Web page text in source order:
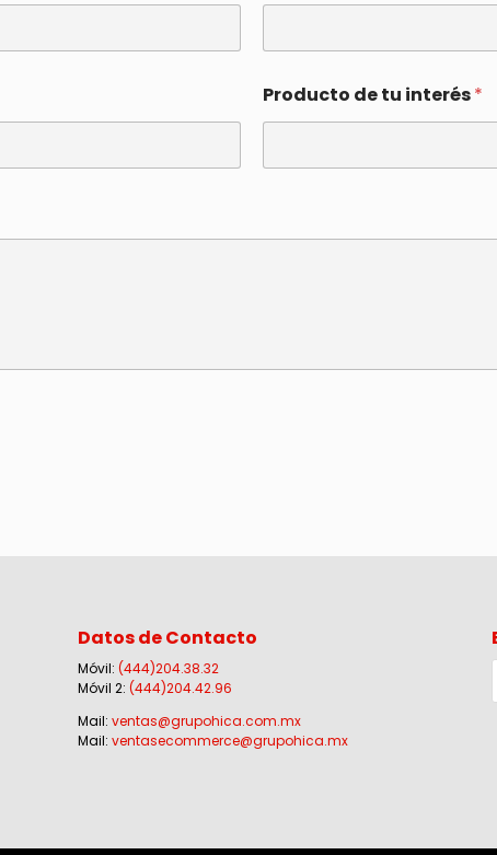
Producto de tu interés*
Datos de Contacto
Móvil: (444)204.38.32
Móvil 2: (444)204.42.96
Mail: ventas@grupohica.com.mx
Mail: ventasecommerce@grupohica.mx